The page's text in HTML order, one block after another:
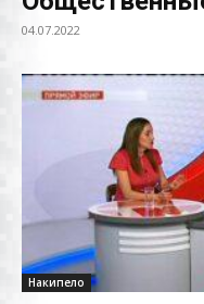
04.07.2022
Накипело